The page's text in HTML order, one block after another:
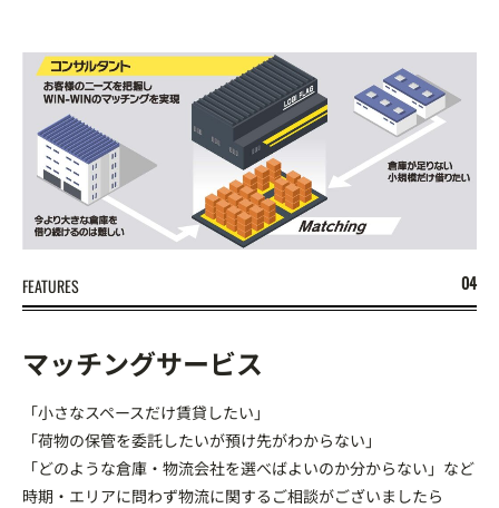
FEATURES
マッチングサービス
「小さなスペースだけ賃貸したい」
「荷物の保管を委託したいが預け先がわからない」
「どのような倉庫・物流会社を選べばよいのか分からない」など
時期・エリアに問わず物流に関するご相談がございましたら